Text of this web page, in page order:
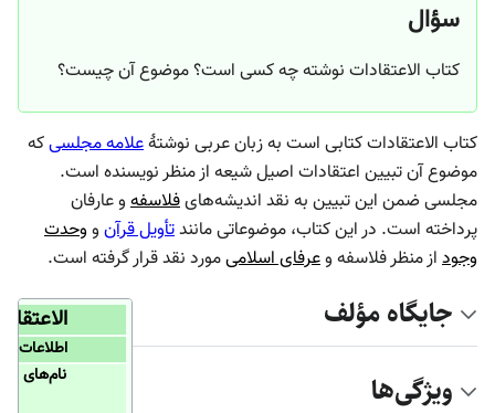
سؤال
کتاب الاعتقادات نوشته چه کسی است؟ موضوع آن چیست؟
کتاب الاعتقادات کتابی است به زبان عربی نوشتهٔعلامه مجلسیکه
موضوع آن تبیین اعتقادات اصیل شیعه از منظر نویسنده است.
مجلسی ضمن این تبیین به نقد اندیشه‌هایفلاسفه و عارفان
پرداخته است. در این کتاب، موضوعاتی مانندتأویل قرآن و وحدت
وجود از منظر فلاسفه وعرفای اسلامیمورد نقد قرار گرفته است.
اطلاعات
نام‌های
جایگاه مؤلف
ویژگی‌ها